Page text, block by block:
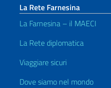
La Rete Farnesina
La Farnesina – il MAECI
La Rete diplomatica
Viaggiare sicuri
Dove siamo nel mondo